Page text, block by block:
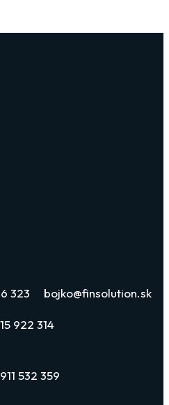
323 bojko@finsolution.sk
922 314
532 359